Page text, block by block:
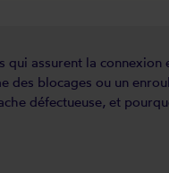
assurent la
blocages ou un
défectueuse, et